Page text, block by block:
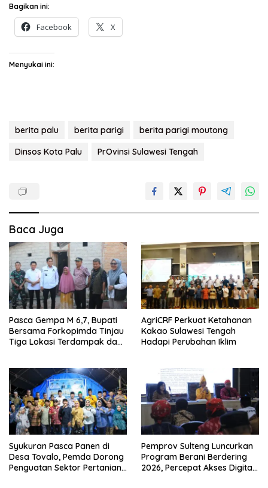
Bagikan ini:
Facebook X
Menyukai ini:
berita palu berita parigi
berita parigi moutong
Dinsos Kota Palu
PrOvinsi Sulawesi Tengah
Baca Juga
Pasca Gempa M 6,7, Bupati
Bersama Forkopimda Tinjau
Tiga Lokasi Terdampak dan
AgriCRF Perkuat Ketahanan
Kakao Sulawesi Tengah
Hadapi Perubahan Iklim
Syukuran Pasca Panen di
Desa Tovalo, Pemda Dorong
Penguatan Sektor Pertanian
Pemprov Sulteng Luncurkan
Program Berani Berdering
2026, Percepat Akses Digital